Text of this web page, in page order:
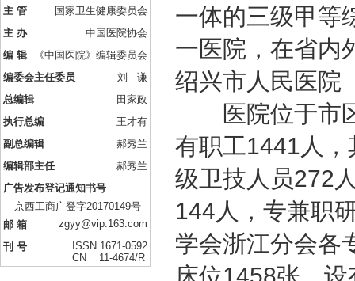
主 管
国家卫生健康委员会
主 办
中国医院协会
编 辑
《中国医院》编辑委员会
编委会主任委员
刘 谦
总编辑
田家政
执行总编
王才有
副总编辑
郝秀兰
编辑部主任
郝秀兰
广告发布登记通知书号
京西工商广登字20170149号
邮 箱
zgyy@vip.163.com
刊 号
ISSN 1671-0592
CN 11-4674/R
一体的三级甲等
一医院，在省内
绍兴市人民医院
医院位于市区
有职工1441人
级卫技人员272
144人，专兼职
学会浙江分会各